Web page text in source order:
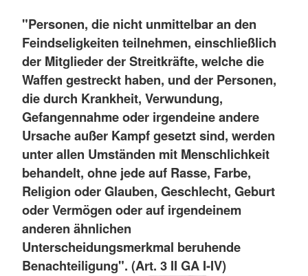
"Personen, die nicht unmittelbar an den
Feindseligkeiten teilnehmen, einschließlich
der Mitglieder der Streitkräfte, welche die
Waffen gestreckt haben, und der Personen,
die durch Krankheit, Verwundung,
Gefangennahme oder irgendeine andere
Ursache außer Kampf gesetzt sind, werden
unter allen Umständen mit Menschlichkeit
behandelt, ohne jede auf Rasse, Farbe,
Religion oder Glauben, Geschlecht, Geburt
oder Vermögen oder auf irgendeinem
anderen ähnlichen
Unterscheidungsmerkmal beruhende
Benachteiligung". (Art. 3 II GA I-IV)